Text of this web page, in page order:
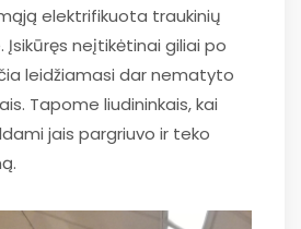
elektrifikuota traukinių
Įsikūręs neįtikėtinai giliai po
leidžiamasi dar nematyto
Tapome liudininkais, kai
jais pargriuvo ir teko